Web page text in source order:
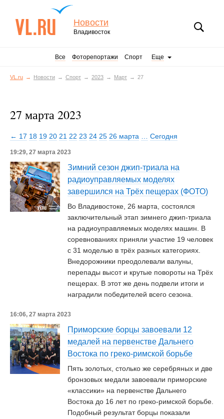
Новости
Владивосток
Все Фоторепортажи Спорт Еще
VL.ru Новости Спорт 2023 Март 27
27 марта 2023
← 17 18 19 20 21 22 23 24 25 26 марта Сегодня
19:29, 27 марта 2023
Зимний сезон джип-триала на
радиоуправляемых моделях
завершился на Трёх пещерах (ФОТО)
Во Владивостоке, 26 марта, состоялся
заключительный этап зимнего джип-триала
на радиоуправляемых моделях машин. В
соревнованиях приняли участие 19 человек
с 31 моделью в трёх разных категориях.
Внедорожники преодолевали валуны,
перепады высот и крутые повороты на Трёх
пещерах. В этот же день подвели итоги и
наградили победителей всего сезона.
16:06, 27 марта 2023
Приморские борцы завоевали 12
медалей на первенстве Дальнего
Востока по греко-римской борьбе
Пять золотых, столько же серебряных и две
бронзовых медали завоевали приморские
«классики» на первенстве Дальнего
Востока до 16 лет по греко-римской борьбе.
Подобный результат борцы показали